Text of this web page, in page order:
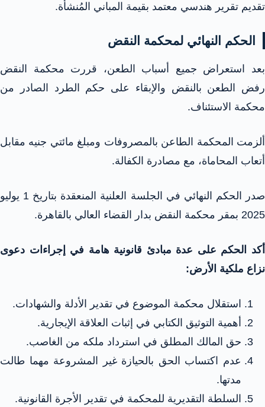
تقديم تقرير هندسي معتمد بقيمة المباني المُنشأة.
الحكم النهائي لمحكمة النقض
بعد استعراض جميع أسباب الطعن، قررت محكمة النقض
رفض الطعن بالنقض والإبقاء على حكم الطرد الصادر من
محكمة الاستئناف.
ألزمت المحكمة الطاعن بالمصروفات ومبلغ مائتي جنيه مقابل
أتعاب المحاماة، مع مصادرة الكفالة.
صدر الحكم النهائي في الجلسة العلنية المنعقدة بتاريخ 1 يوليو
2025 بمقر محكمة النقض بدار القضاء العالي بالقاهرة.
أكد الحكم على عدة مبادئ قانونية هامة في إجراءات دعوى
نزاع ملكية الأرض:
استقلال محكمة الموضوع في تقدير الأدلة والشهادات.
أهمية التوثيق الكتابي في إثبات العلاقة الإيجارية.
حق المالك المطلق في استرداد ملكه من الغاصب.
عدم اكتساب الحق بالحيازة غير المشروعة مهما طالت
مدتها.
السلطة التقديرية للمحكمة في تقدير الأجرة القانونية.